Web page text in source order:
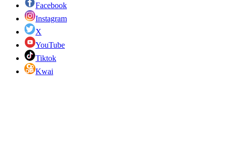
Facebook
Instagram
X
YouTube
Tiktok
Kwai